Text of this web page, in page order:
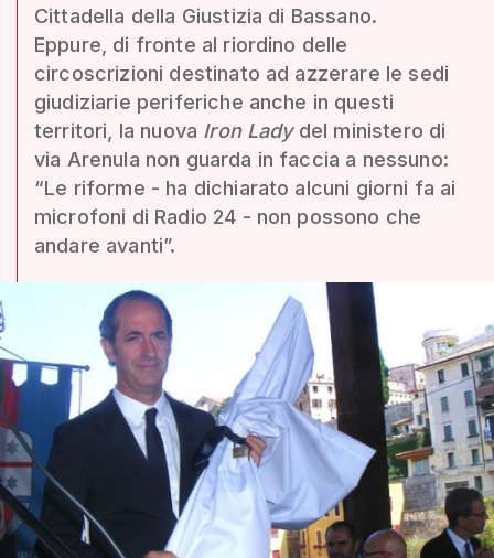
Cittadella della Giustizia di Bassano.
Eppure, di fronte al riordino delle
circoscrizioni destinato ad azzerare le sedi
giudiziarie periferiche anche in questi
territori, la nuova Iron Ladydel ministero di
via Arenula non guarda in faccia a nessuno:
“Le riforme - ha dichiarato alcuni giorni fa ai
microfoni di Radio 24 - non possono che
andare avanti”.